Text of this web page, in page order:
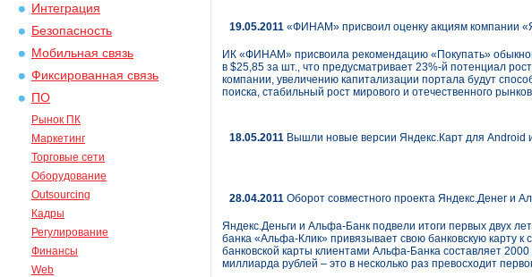
Интеграция
Безопасность
Мобильная связь
Фиксированная связь
ПО
Рынок ПК
Маркетинг
Торговые сети
Оборудование
Outsourcing
Кадры
Регулирование
Финансы
Web
19.05.2011 «ФИНАМ» присвоил оценку акциям компании
ИК «ФИНАМ» присвоила рекомендацию «Покупать»
в $25,85 за шт., что предусматривает 23%-й потенциал
компании, увеличению капитализации портала будут
поиска, стабильный рост мирового и отечественного
18.05.2011 Вышли новые версии Яндекс.Карт для Android
28.04.2011 Оборот совместного проекта Яндекс.Денег и
Яндекс.Деньги и Альфа-Банк подвели итоги первых двух
банка «Альфа-Клик» привязывает свою банковскую карту к
банковской карты клиентами Альфа-Банка составляет
миллиарда рублей – это в несколько раз превосходит